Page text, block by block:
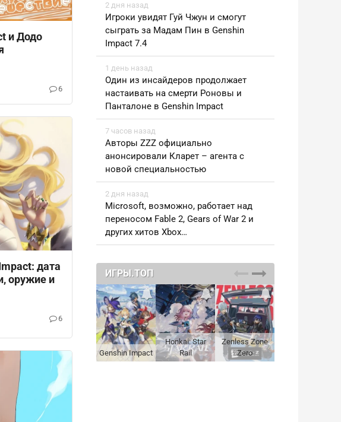
и Додо
6
дата
оружие и
6
2 дня назад
Игроки увидят Гуй Чжун и смогут
сыграть за Мадам Пин в Genshin
Impact 7.4
1 день назад
Один из инсайдеров продолжает
настаивать на смерти Роновы и
Панталоне в Genshin Impact
7 часов назад
Авторы ZZZ официально
анонсировали Кларет – агента с
новой специальностью
2 дня назад
Microsoft, возможно, работает над
переносом Fable 2, Gears of War 2 и
других хитов Xbox…
ИГРЫ.ТОП
Genshin Impact
Honkai: Star
Rail
Zenless Zone
Zero